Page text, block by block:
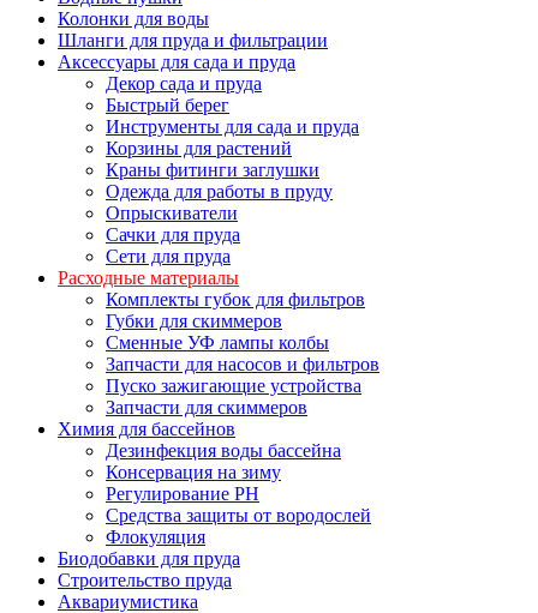
Колонки для воды
Шланги для пруда и фильтрации
Аксессуары для сада и пруда
Декор сада и пруда
Быстрый берег
Инструменты для сада и пруда
Корзины для растений
Краны фитинги заглушки
Одежда для работы в пруду
Опрыскиватели
Сачки для пруда
Сети для пруда
Расходные материалы
Комплекты губок для фильтров
Губки для скиммеров
Сменные УФ лампы колбы
Запчасти для насосов и фильтров
Пуско зажигающие устройства
Запчасти для скиммеров
Химия для бассейнов
Дезинфекция воды бассейна
Консервация на зиму
Регулирование PH
Средства защиты от вородослей
Флокуляция
Биодобавки для пруда
Строительство пруда
Аквариумистика